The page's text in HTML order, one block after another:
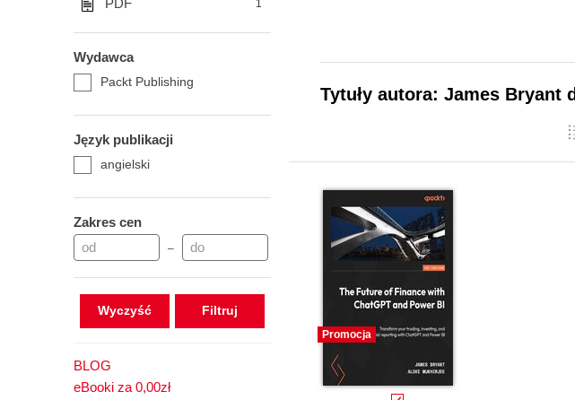
PDF 1
Wydawca
Packt Publishing
Język publikacji
angielski
Zakres cen
–
Wyczyść
BLOG
eBooki za 0,00zł
Tytuły autora: James Bryant
Promocja